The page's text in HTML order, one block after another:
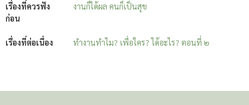
เรื่องที่ควรฟัง
ก่อน
งานก็ได้ผล คนก็เป็นสุข
เรื่องที่ต่อเนื่อง ทำงานทำไม? เพื่อใคร? ได้อะไร? ตอนที่ ๒